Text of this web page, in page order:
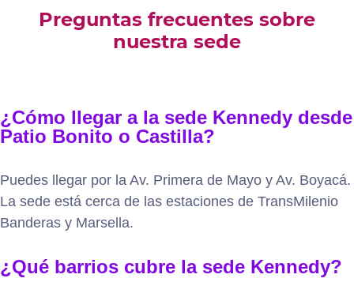
Preguntas frecuentes sobre
nuestra sede
¿Cómo llegar a la sede Kennedy desde
Patio Bonito o Castilla?
Puedes llegar por la Av. Primera de Mayo y Av. Boyacá.
La sede está cerca de las estaciones de TransMilenio
Banderas y Marsella.
¿Qué barrios cubre la sede Kennedy?